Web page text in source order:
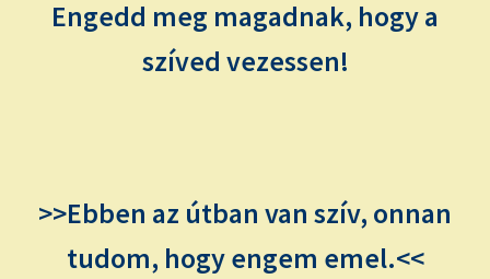
Engedd meg magadnak, hogy a
szíved vezessen!
>>Ebben az útban van szív, onnan
tudom, hogy engem emel.<<